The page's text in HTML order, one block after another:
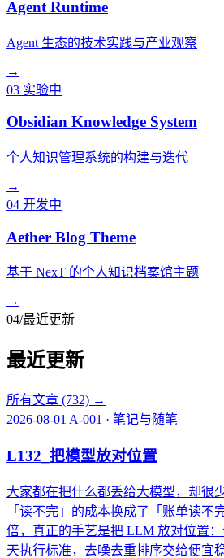
Agent Runtime
Agent 生态的技术实践与产业观察
→
03 实验中
Obsidian Knowledge System
个人知识管理系统的构建与迭代
→
04 开发中
Aether Blog Theme
基于 NexT 的个人知识档案馆主题
→
04/最近更新
最近更新
所有文章 (732) →
2026-08-01 A-001 · 笔记与随笔
L132_把模型放对位置
大家都在把什么都丢给大模型，却
「读不完」的成本换成了「账单读不
倍，真正的手艺是把 LLM 放对位置
天执行标准，去噪去重排序交给便宜